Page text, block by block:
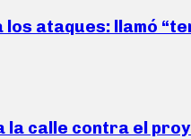
los ataques: llamó
la calle contra el